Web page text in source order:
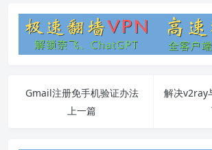
Gmail注册免手机验证办法
上一篇